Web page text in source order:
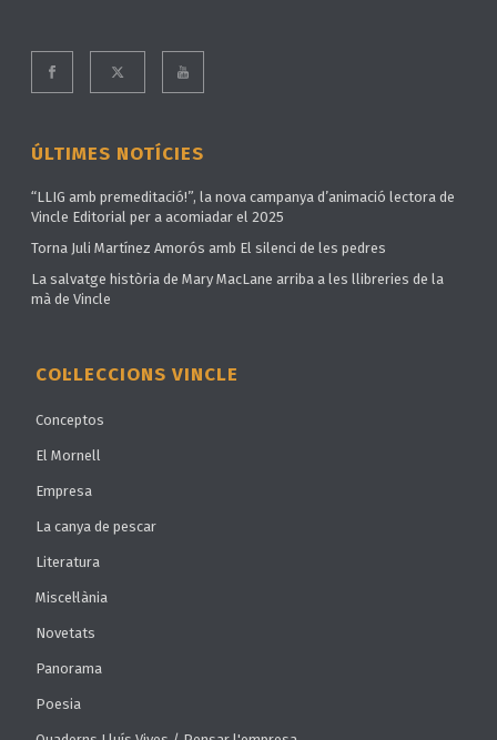
ÚLTIMES NOTÍCIES
“LLIG amb premeditació!”, la nova campanya d’animació lectora de
Vincle Editorial per a acomiadar el 2025
Torna Juli Martínez Amorós amb El silenci de les pedres
La salvatge història de Mary MacLane arriba a les llibreries de la
mà de Vincle
COL·LECCIONS VINCLE
Conceptos
El Mornell
Empresa
La canya de pescar
Literatura
Miscel·lània
Novetats
Panorama
Poesia